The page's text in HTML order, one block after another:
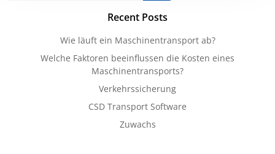
Recent Posts
Wie läuft ein Maschinentransport ab?
Welche Faktoren beeinflussen die Kosten eines
Maschinentransports?
Verkehrssicherung
CSD Transport Software
Zuwachs